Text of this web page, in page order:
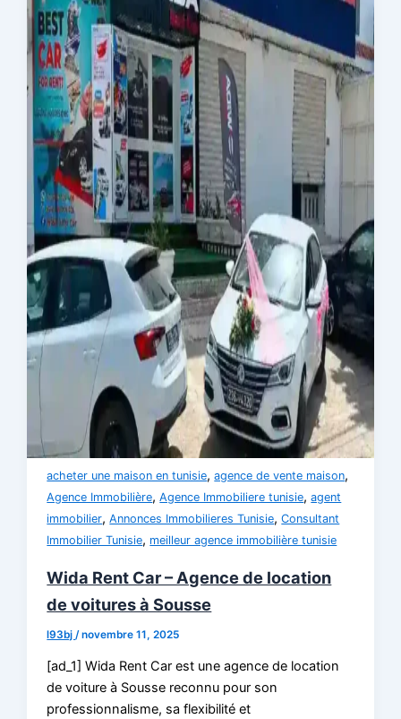
acheter une maison en tunisie,agence de vente maison,
Agence Immobilière,Agence Immobiliere tunisie,agent
immobilier,Annonces Immobilieres Tunisie,Consultant
Immobilier Tunisie, meilleur agence immobilière tunisie
Wida Rent Car – Agence de location
de voitures à Sousse
l93bj /novembre 11, 2025
[ad_1] Wida Rent Car est une agence de location
de voiture à Sousse reconnu pour son
professionnalisme, sa flexibilité et